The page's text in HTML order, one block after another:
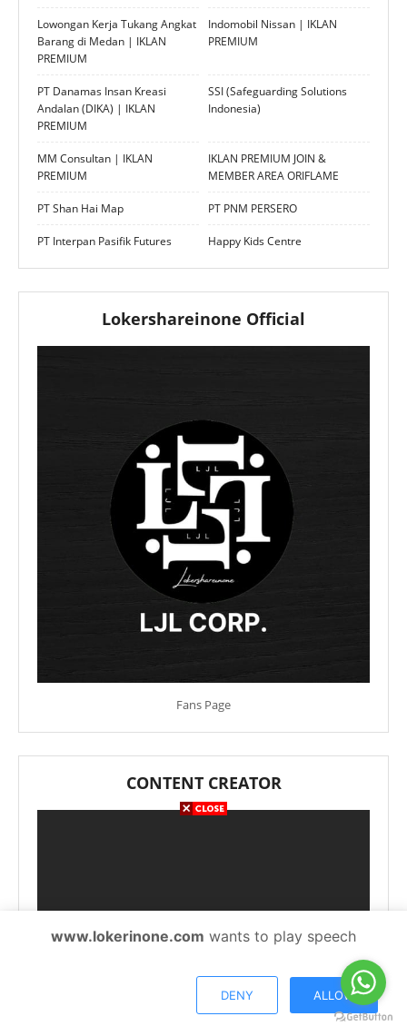
Lowongan Kerja Tukang Angkat
Barang di Medan | IKLAN
PREMIUM
Indomobil Nissan | IKLAN
PREMIUM
PT Danamas Insan Kreasi
Andalan (DIKA) | IKLAN
PREMIUM
SSI (Safeguarding Solutions
Indonesia)
MM Consultan | IKLAN
PREMIUM
IKLAN PREMIUM JOIN &
MEMBER AREA ORIFLAME
PT Shan Hai Map PT PNM PERSERO
PT Interpan Pasifik Futures Happy Kids Centre
Lokershareinone Official
Fans Page
CONTENT CREATOR
www.lokerinone.com wants to play speech
DENY ALLOW